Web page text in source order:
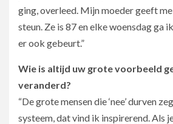
ging, overleed. Mijn moeder geeft
steun. Ze is 87 en elke woensdag ga
er ook gebeurt.”
Wie is altijd uw grote voorbeeld
veranderd?
“De grote mensen die ‘nee’ durven
systeem, dat vind ik inspirerend. Als